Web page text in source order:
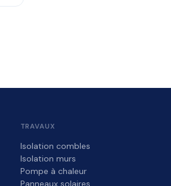
TRAVAUX
Isolation combles
Isolation murs
Pompe à chaleur
Panneaux solaires